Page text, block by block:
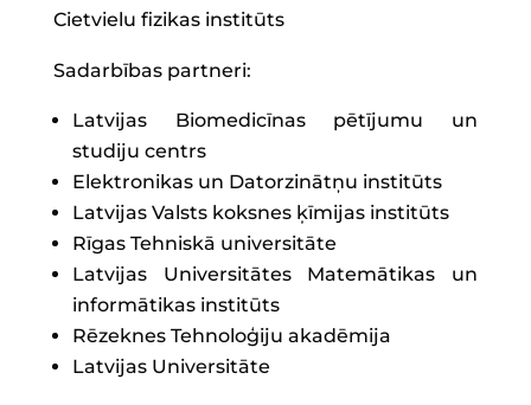
Cietvielu fizikas institūts
Sadarbības partneri:
Latvijas Biomedicīnas pētījumu un
studiju centrs
Elektronikas un Datorzinātņu institūts
Latvijas Valsts koksnes ķīmijas institūts
Rīgas Tehniskā universitāte
Latvijas Universitātes Matemātikas un
informātikas institūts
Rēzeknes Tehnoloģiju akadēmija
Latvijas Universitāte